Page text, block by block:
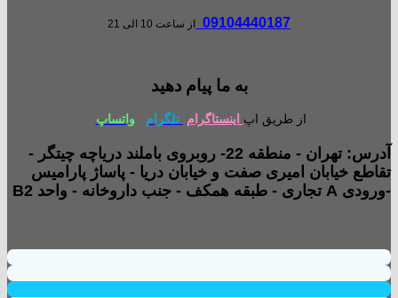
09104440187 از ساعت 10 الی 21
به ما پیام دهید
از طریق اپ اینستاگرام تلگرام واتساپ
آدرس: تهران - منطقه 22- روبروی باملند دریاچه چیتگر -
تقاطع خیابان امیری صفت و خیابان دریا - پاساژ پارامیس
-ورودی A تجاری - طبقه همکف - جنب داروخانه - واحد B2